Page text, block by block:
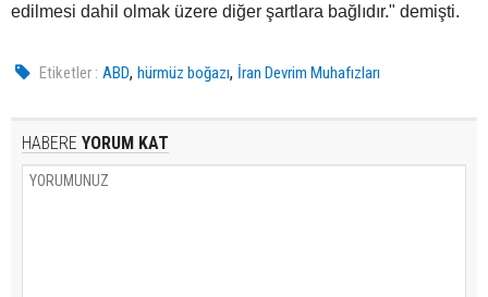
edilmesi dahil olmak üzere diğer şartlara bağlıdır." demişti.
Etiketler : ABD,hürmüz boğazı, İran Devrim Muhafızları
HABERE YORUM KAT